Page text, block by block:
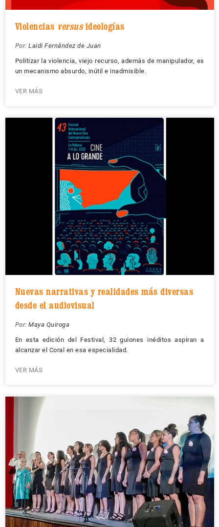
Violencias versusideologías
Por: Laidi Fernández de Juan
Politizar la violencia, viejo recurso, además de manipulador, es
un mecanismo absurdo, inútil e inadmisible.
VER MÁS
Nuevas narrativas y realidades más diversas
desde el audiovisual
Por: Maya Quiroga
En esta edición del Festival, 32 guiones inéditos aspiran a
alcanzar el Coral en esa especialidad.
VER MÁS